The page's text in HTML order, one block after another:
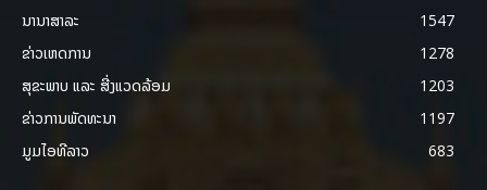
ນານາສາລະ
1547
ຂ່າວເຫດການ
1278
ສຸຂະພາບ ແລະ ສີ່ງແວດລ້ອມ
1203
ຂ່າວການພັດທະນາ
1197
ມູມໄອທີລາວ
683